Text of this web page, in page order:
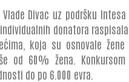
Vlade Divac uz podršku
donatora
koja su osnovale
od 60% žena.
do po 6.000 evra.